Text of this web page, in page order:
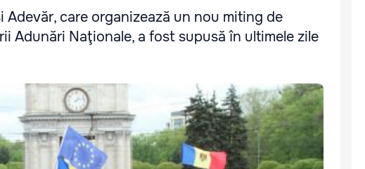
care organizează un nou miting de
Adunări Naţionale, a fost supusă în ultimele zile